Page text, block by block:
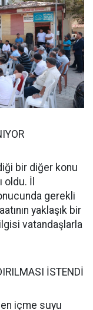
bir diğer konu
oldu. İl
gerekli
yaklaşık bir
vatandaşlarla
İSTENDİ
içme suyu